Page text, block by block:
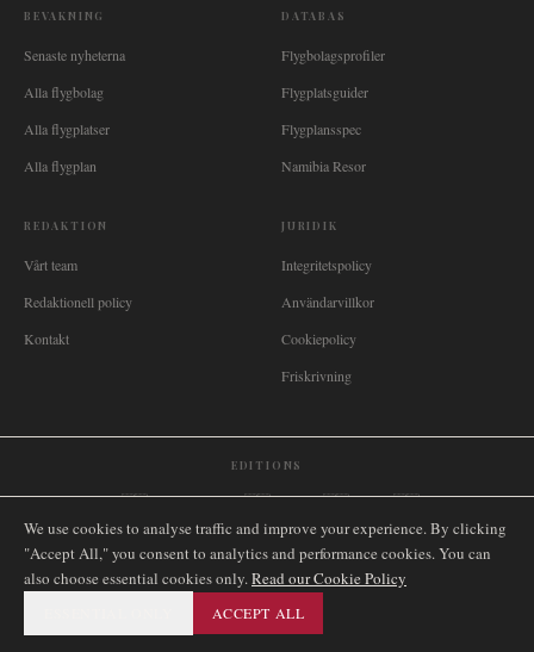
BEVAKNING
Senaste nyheterna
Alla flygbolag
Alla flygplatser
Alla flygplan
DATABAS
Flygbolagsprofiler
Flygplatsguider
Flygplansspec
Namibia Resor
REDAKTION
Vårt team
Redaktionell policy
Kontakt
JURIDIK
Integritetspolicy
Användarvillkor
Cookiepolicy
Friskrivning
EDITIONS
🌐 International🇬🇧 United Kingdom🇦🇺 Australia🇨🇦 Canada🇳🇿 New Zealand
🇿🇦 South Africa🇸🇬 Singapore 🇩🇪 Deutschland🇳🇱 Nederland🇫🇷 France
🇮🇹 Italia🇪🇸 España 🇧🇷 Brasil🇸🇪 Sverige🇳🇴 Norge🇩🇰 Danmark
AIRNAMIBIA MEDIA.ALLA RÄTTIGHETER
We use cookies to analyse traffic and improve your experience. By clicking
"Accept All," you consent to analytics and performance cookies. You can
also choose essential cookies only.Read our Cookie Policy
ACCEPT ALL